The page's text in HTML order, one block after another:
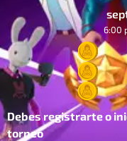
6:00
Debes registrarte o
torneo